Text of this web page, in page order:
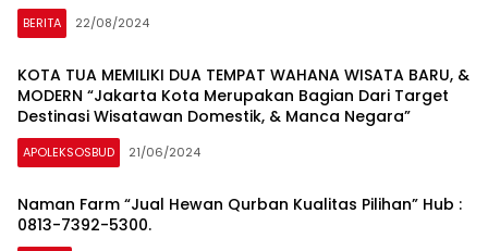
BERITA 22/08/2024
KOTA TUA MEMILIKI DUA TEMPAT WAHANA WISATA BARU, &
MODERN “Jakarta Kota Merupakan Bagian Dari Target
Destinasi Wisatawan Domestik, & Manca Negara”
APOLEKSOSBUD 21/06/2024
Naman Farm “Jual Hewan Qurban Kualitas Pilihan” Hub :
0813-7392-5300.